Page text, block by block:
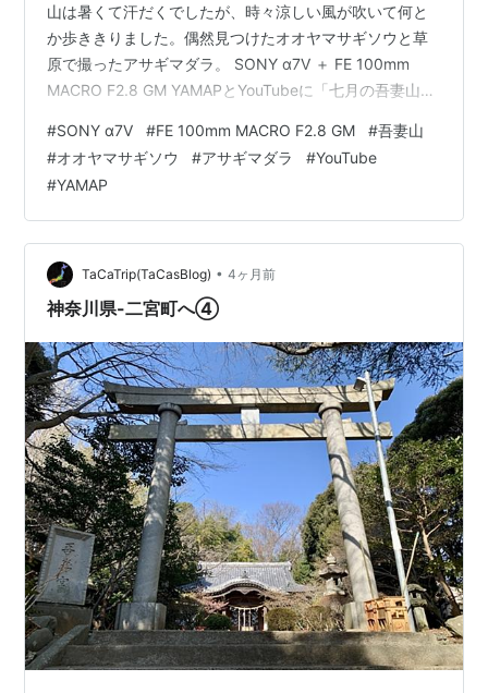
山は暑くて汗だくでしたが、時々涼しい風が吹いて何と
か歩ききりました。偶然見つけたオオヤマサギソウと草
原で撮ったアサギマダラ。 SONY α7Ⅴ ＋ FE 100mm
MACRO F2.8 GM YAMAPとYouTubeに「七月の吾妻山」
します ↓ ↓ ↓ ↓ にほんブログ村 にほんブログ村 にほん
ブログ村 にほんブログ村
#SONY α7Ⅴ #FE 100mm MACRO F2.8 GM #吾妻山
#オオヤマサギソウ #アサギマダラ #YouTube
#YAMAP
TaCaTrip(TaCasBlog) • 4ヶ月前
神奈川県-二宮町へ④